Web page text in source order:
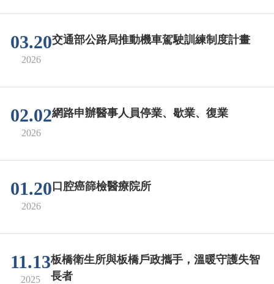
03.20
2026
交通部公路局推動機車駕駛訓練制度計畫
02.02
2026
網路申辦醫事人員停業、歇業、復業
01.20
2026
口腔癌篩檢醫療院所
11.13
2025
板橋衛生所與板橋戶政攜手，溫暖守護失智
長者